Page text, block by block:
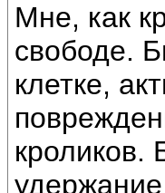
Мне, как
свободе.
клетке,
кроликов.